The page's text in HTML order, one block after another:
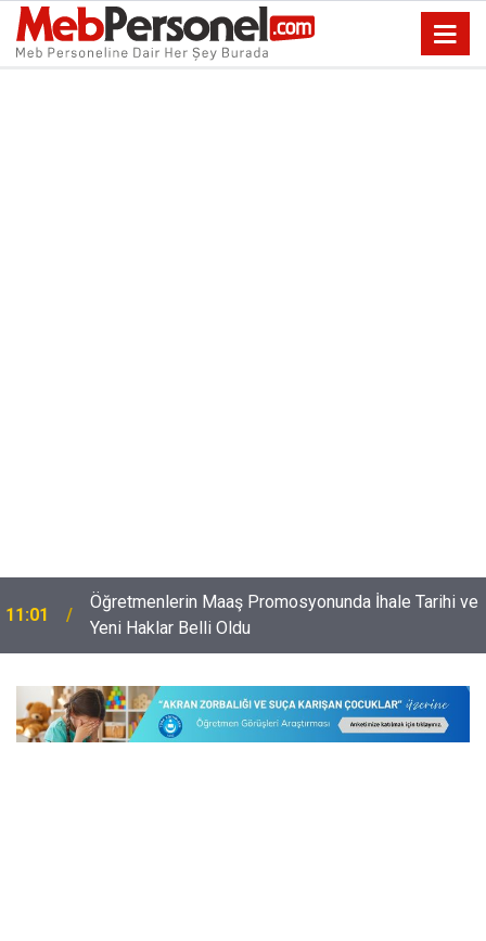
11:01
Öğretmenlerin Maaş Promosyonunda İhale Tarihi ve
Yeni Haklar Belli Oldu